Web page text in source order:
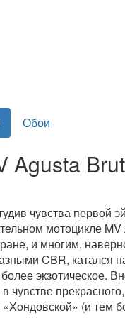
Обои
Agusta
чувства первой
мотоцикле
и многим,
CBR, катался
экзотическое.
(и тем